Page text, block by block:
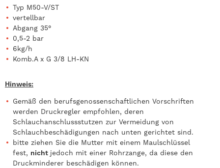
Typ M50-V/ST
vertellbar
Abgang 35°
0,5-2 bar
6kg/h
Komb.A x G 3/8 LH-KN
Hinweis:
Gemäß den berufsgenossenschaftlichen Vorschriften
werden Druckregler empfohlen, deren
Schlauchanschlussstutzen zur Vermeidung von
Schlauchbeschädigungen nach unten gerichtet sind.
bitte ziehen Sie die Mutter mit einem Maulschlüssel
fest, nicht jedoch mit einer Rohrzange, da diese den
Druckminderer beschädigen können.